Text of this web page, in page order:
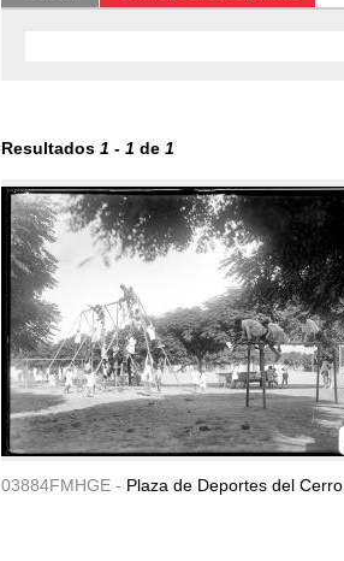
Resultados 1 - 1 de 1
03884FMHGE - Plaza de Deportes del Cerro.